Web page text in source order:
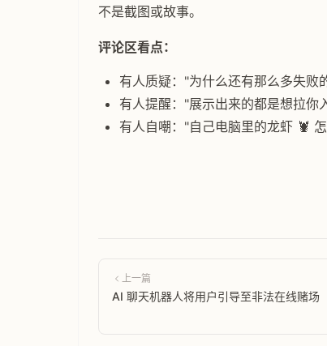
不是截图或故事。
评论区看点：
有人质疑："为什么还有那么多失
有人提醒："展示出来的都是想拉你
有人自嘲："自己电脑里的龙虾 🦞
上一篇
AI 聊天机器人将用户引导至非法在线赌场